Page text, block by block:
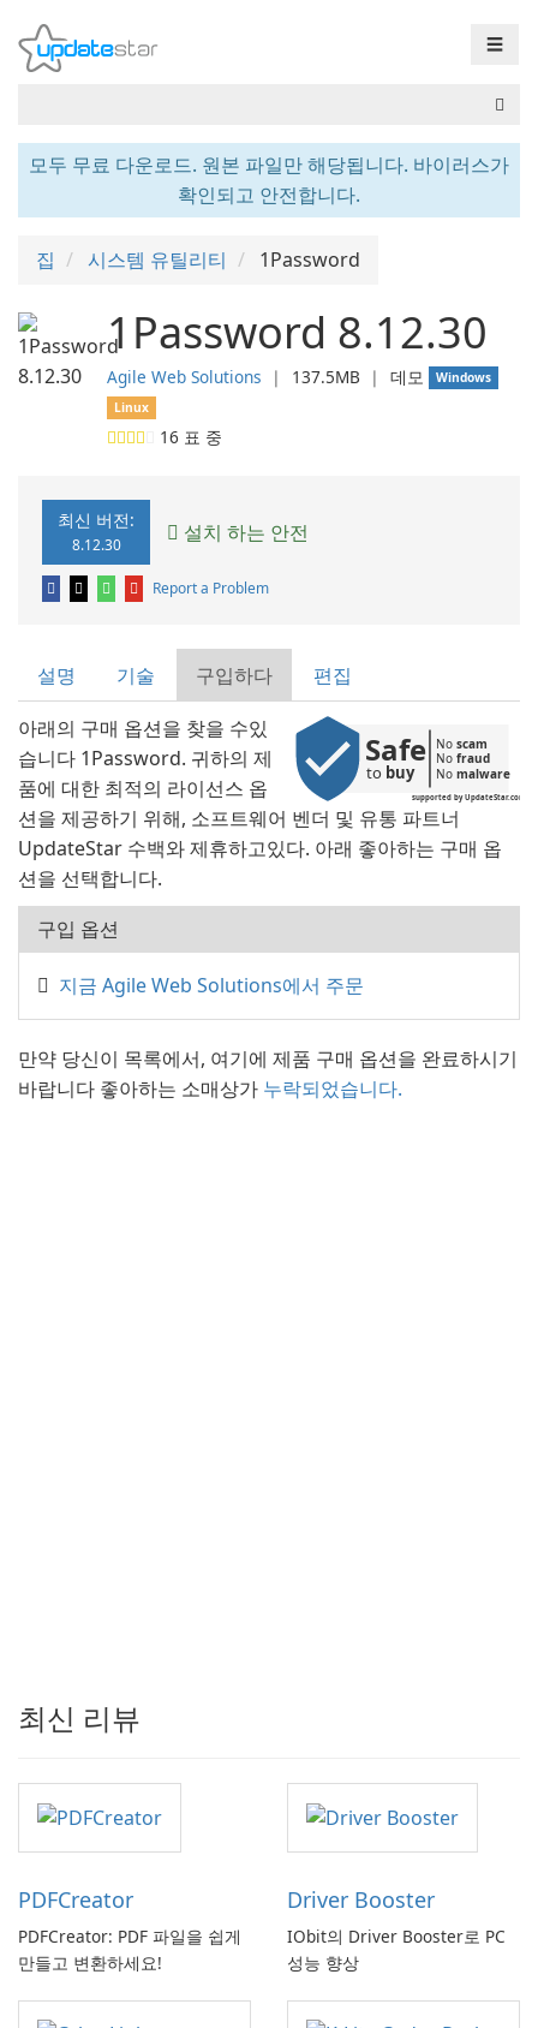
☰
모두 무료 다운로드. 원본 파일만 해당됩니다. 바이러스가
확인되고 안전합니다.
집 시스템 유틸리티 1Password
1Password 8.12.30
Agile Web Solutions ❘ 137.5MB ❘ 데모
Windows
Linux
16 표 중
최신 버전:
8.12.30 설치 하는 안전
Report a Problem
설명 기술 구입하다 편집
supported by UpdateStar.com
Safe
to buy
No scam
No fraud
No malware
아래의 구매 옵션을 찾을 수있
습니다 1Password. 귀하의 제
품에 대한 최적의 라이선스 옵
션을 제공하기 위해, 소프트웨어 벤더 및 유통 파트너
UpdateStar 수백와 제휴하고있다. 아래 좋아하는 구매 옵
션을 선택합니다.
구입 옵션
지금 Agile Web Solutions에서 주문
만약 당신이 목록에서, 여기에 제품 구매 옵션을 완료하시기
바랍니다 좋아하는 소매상가 누락되었습니다.
최신 리뷰
PDFCreator
PDFCreator: PDF 파일을 쉽게
만들고 변환하세요!
Driver Booster
IObit의 Driver Booster로 PC
성능 향상